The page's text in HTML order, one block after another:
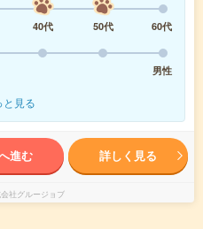
40代 50代
60代
男性
と見る
進む 詳しく見る
社グルージョブ